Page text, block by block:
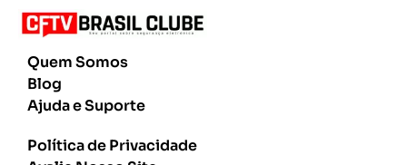
Quem Somos
Blog
Ajuda e Suporte
Política de Privacidade